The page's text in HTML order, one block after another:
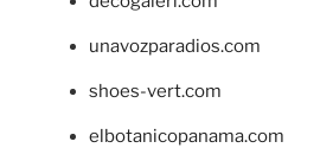
unavozparadios.com
shoes-vert.com
elbotanicopanama.com